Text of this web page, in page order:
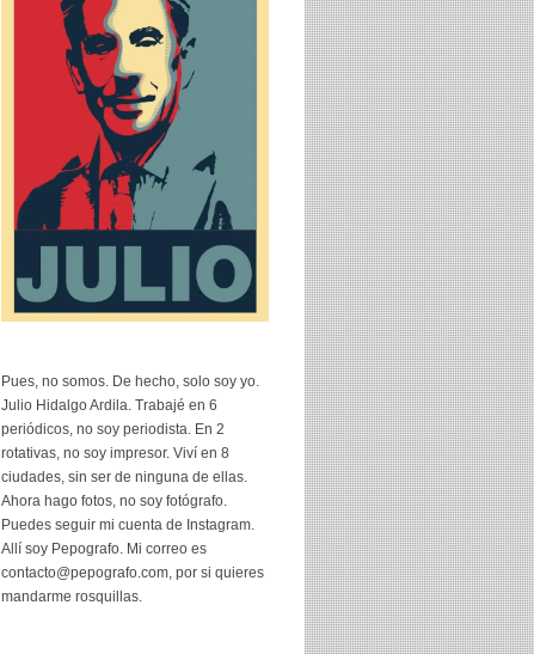
Pues, no somos. De hecho, solo soy yo.
Julio Hidalgo Ardila. Trabajé en 6
periódicos, no soy periodista. En 2
rotativas, no soy impresor. Viví en 8
ciudades, sin ser de ninguna de ellas.
Ahora hago fotos, no soy fotógrafo.
Puedes seguir mi cuenta de Instagram.
Allí soy Pepografo. Mi correo es
contacto@pepografo.com, por si quieres
mandarme rosquillas.